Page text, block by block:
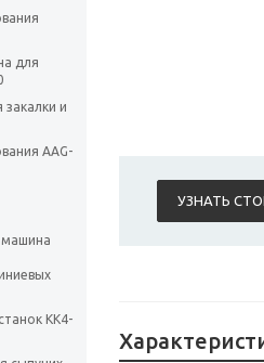
для
закалки и
AAG-
машина
KK4-
УЗНАТЬ